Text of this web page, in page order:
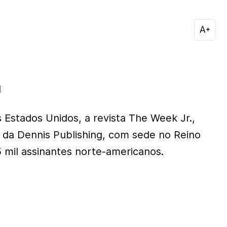
Estados Unidos, a revista The Week Jr.,
Dennis Publishing, com sede no Reino
mil assinantes norte-americanos.